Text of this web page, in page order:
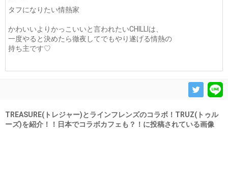
タフになりたい情熱家
かわいいよりかっこいいと言われたいCHILLIは、
一度やると決めたら徹夜してでもやり遂げる情熱の
持ち主です♡
TREASURE(トレジャー)とラインフレンズのコラボ！TRUZ(トゥル
ーズ)を紹介！！日本でコラボカフェも？！に投稿されている画像